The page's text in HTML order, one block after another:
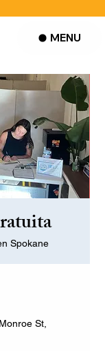
MENU
Spokane
St,